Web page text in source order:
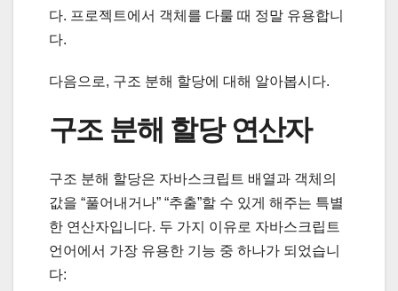
다. 프로젝트에서 객체를 다룰 때 정말 유용합니
다.
다음으로, 구조 분해 할당에 대해 알아봅시다.
구조 분해 할당 연산자
구조 분해 할당은 자바스크립트 배열과 객체의
값을 “풀어내거나” “추출”할 수 있게 해주는 특별
한 연산자입니다. 두 가지 이유로 자바스크립트
언어에서 가장 유용한 기능 중 하나가 되었습니
다: